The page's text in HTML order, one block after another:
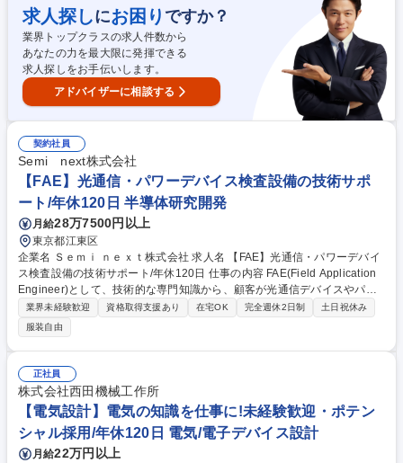
ェクト推進 顧客との商談だけでなく、事業視点で市場を捉えながらグロー
バルビジネスを拡大していくポジションです。 募集職種 【海外営業(半導
体デバイス製品)/インド】パワーエレクトロニクスのTOPメーカー
求人探しにお困り ですか？
業界トップクラスの求人件数から
あなたの力を最大限に発揮できる
求人探しをお手伝いします。
アドバイザーに相談する
契約社員
Semi next株式会社
【FAE】光通信・パワーデバイス検査設備の技術サポ
ート/年休120日 半導体研究開発
月給28万7500円以上
東京都江東区
企業名 Ｓｅｍｉ ｎｅｘｔ株式会社 求人名 【FAE】光通信・パワーデバイ
ス検査設備の技術サポート/年休120日 仕事の内容 FAE(Field Application
Engineer)として、技術的な専門知識から、顧客が光通信デバイスやパワ
ーデバイス検査設備を効果的に使用できるようにサポートする役割をお任
せします。 【詳細】 1. 設備立ち上げ、技術サポート 2. お客様の改善要望
や意見、競合他社設備情報の収集し、社内へ改善の提案 3. お客様との窓
口として良好なコミュニケーションをとり、要望を正確に社内共有 4. 操
作方法、メンテナンス方法、使用注意点等の説明 5. お客様との打ち合わ
せ、設備納入、立ち上げ、トラブル対応等。 募集職種 【FAE】光通信・
パワーデバイス検査設備の技術サポート/年休120日
業界未経験歓迎 資格取得支援あり 在宅OK 完全週休2日制
土日祝休み
服装自由
正社員
株式会社西田機械工作所
【電気設計】電気の知識を仕事に!未経験歓迎・ポテン
シャル採用/年休120日 電気/電子デバイス設計
月給22万円以上